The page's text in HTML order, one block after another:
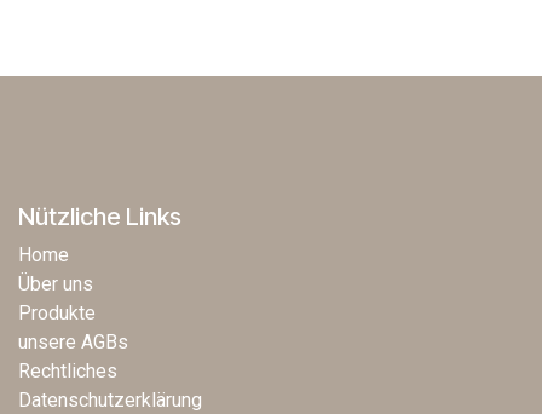
Nützliche Links
Home
Über uns
Produkte
unsere AGBs
Rechtliches
Datenschutzerklärung